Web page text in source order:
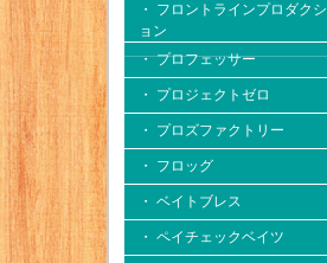
・ フロントラインプロダクシ
ョン
・ プロフェッサー
・ プロジェクトゼロ
・ プロズファクトリー
・ フロッグ
・ ベイトブレス
・ ペイチェックベイツ